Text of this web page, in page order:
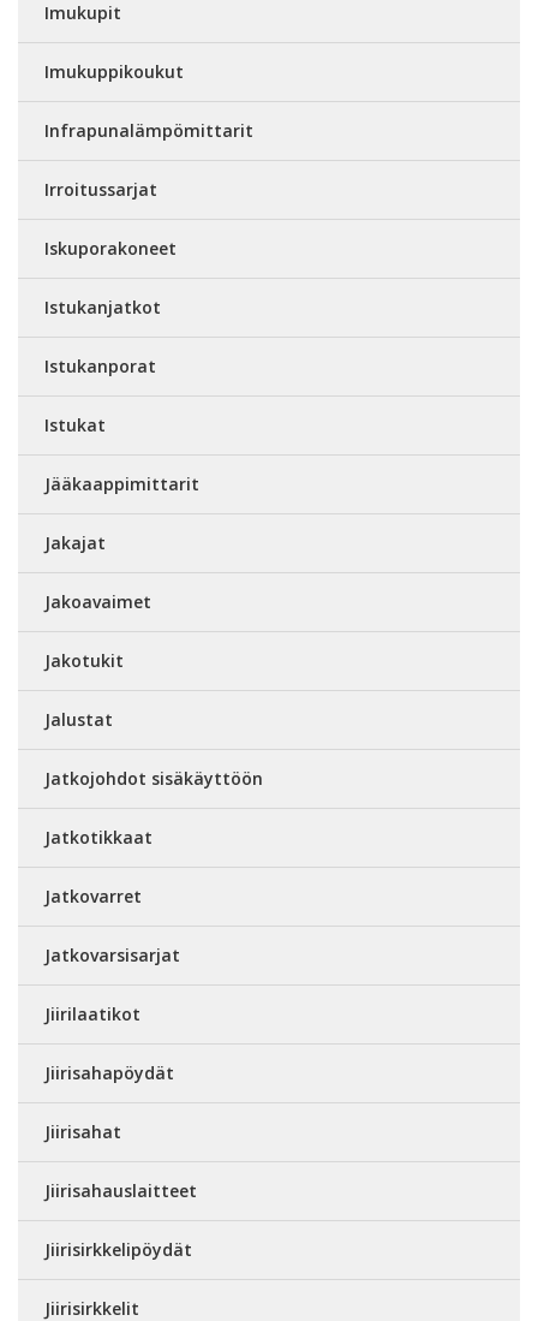
Imukupit
Imukuppikoukut
Infrapunalämpömittarit
Irroitussarjat
Iskuporakoneet
Istukanjatkot
Istukanporat
Istukat
Jääkaappimittarit
Jakajat
Jakoavaimet
Jakotukit
Jalustat
Jatkojohdot sisäkäyttöön
Jatkotikkaat
Jatkovarret
Jatkovarsisarjat
Jiirilaatikot
Jiirisahapöydät
Jiirisahat
Jiirisahauslaitteet
Jiirisirkkelipöydät
Jiirisirkkelit